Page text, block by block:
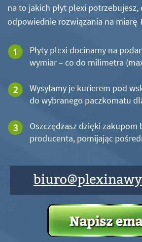
na to jakich płyt plexi potrzebujesz,
odpowiednie rozwiązania na miarę
Płyty plexi docinamy na
wymiar – co do milimetra
Wysyłamy je kurierem pod
do wybranego paczkomatu
Oszczędzasz dzięki zakupom
producenta, pomijając